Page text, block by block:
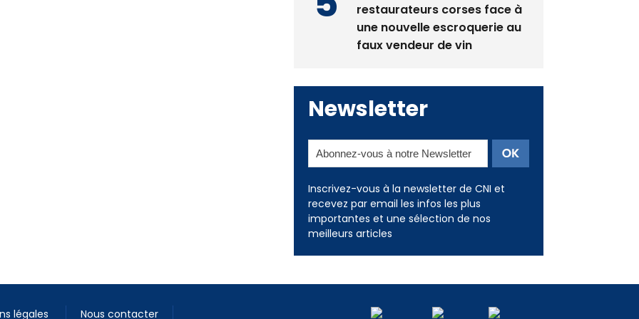
restaurateurs corses face à
une nouvelle escroquerie au
faux vendeur de vin
Newsletter
Inscrivez-vous à la newsletter de CNI et
recevez par email les infos les plus
importantes et une sélection de nos
meilleurs articles
légales Nous contacter